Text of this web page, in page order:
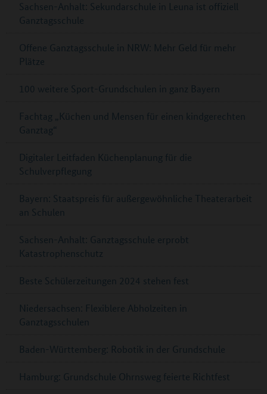
Sachsen-Anhalt: Sekundarschule in Leuna ist offiziell
Ganztagsschule
Offene Ganztagsschule in NRW: Mehr Geld für mehr
Plätze
100 weitere Sport-Grundschulen in ganz Bayern
Fachtag „Küchen und Mensen für einen kindgerechten
Ganztag“
Digitaler Leitfaden Küchenplanung für die
Schulverpflegung
Bayern: Staatspreis für außergewöhnliche Theaterarbeit
an Schulen
Sachsen-Anhalt: Ganztagsschule erprobt
Katastrophenschutz
Beste Schülerzeitungen 2024 stehen fest
Niedersachsen: Flexiblere Abholzeiten in
Ganztagsschulen
Baden-Württemberg: Robotik in der Grundschule
Hamburg: Grundschule Ohrnsweg feierte Richtfest